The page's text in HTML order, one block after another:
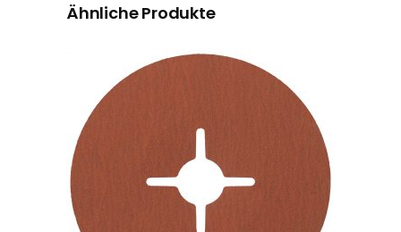
Ähnliche Produkte